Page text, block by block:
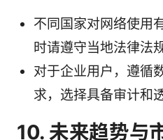
不同国家对网络使用
时请遵守当地法律法
对于企业用户，遵循
求，选择具备审计和
10. 未来趋势与